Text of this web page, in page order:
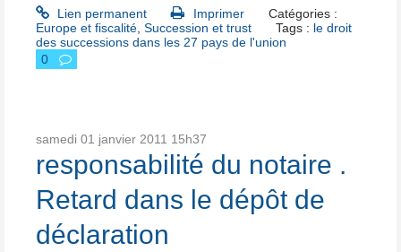
Lien permanent Imprimer
Catégories :
Europe et fiscalité, Succession et trust Tags : le droit
des successions dans les 27 pays de l'union
0
samedi 01 janvier 2011 15h37
responsabilité du notaire .
Retard dans le dépôt de
déclaration